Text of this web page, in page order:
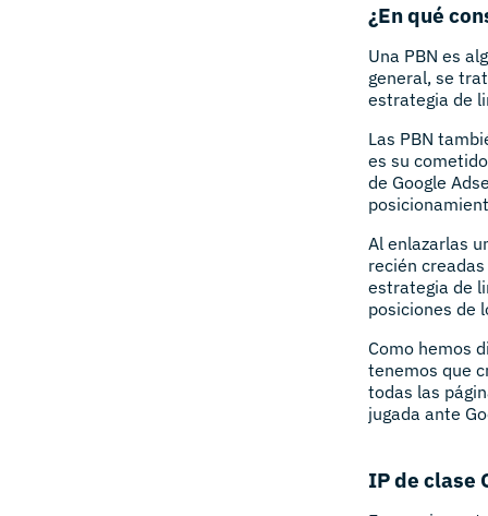
¿En qué
Una PBN es
general, se
estrategia de
Las PBN
es su
de Google
Al enlazarlas
recién
estrategia de
posiciones de
Como hemos
tenemos que
todas las
jugada ante
IP de clase